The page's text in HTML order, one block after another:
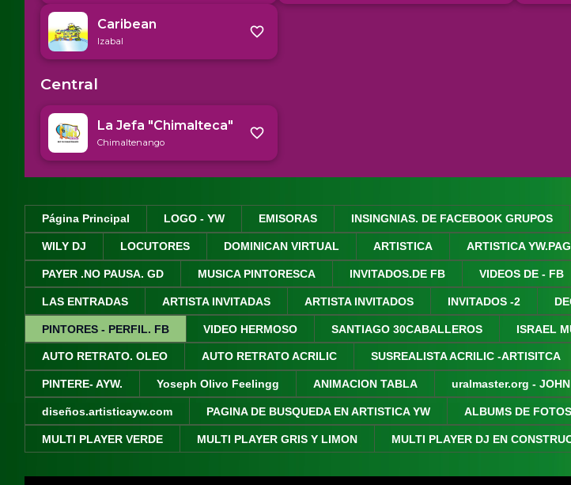
Página Principal LOGO - YW EMISORAS INSINGNIAS. DE FACEBOOK GRUPOS
WILY DJ LOCUTORES DOMINICAN VIRTUAL ARTISTICA ARTISTICA
PAYER .NO PAUSA. GD MUSICA PINTORESCA INVITADOS.DE FB VIDEOS DE - FB
LAS ENTRADAS ARTISTA INVITADAS ARTISTA INVITADOS INVITADOS -2
PINTORES - PERFIL. FB VIDEO HERMOSO SANTIAGO 30CABALLEROS ISRAEL
AUTO RETRATO. OLEO AUTO RETRATO ACRILIC SUSREALISTA ACRILIC -ARTISITCA
PINTERE- AYW. Yoseph Olivo Feelingg ANIMACION TABLA uralmaster.org - JOHN
diseños.artisticayw.com PAGINA DE BUSQUEDA EN ARTISTICA YW ALBUMS DE FOTOS
MULTI PLAYER VERDE MULTI PLAYER GRIS Y LIMON MULTI PLAYER DJ EN